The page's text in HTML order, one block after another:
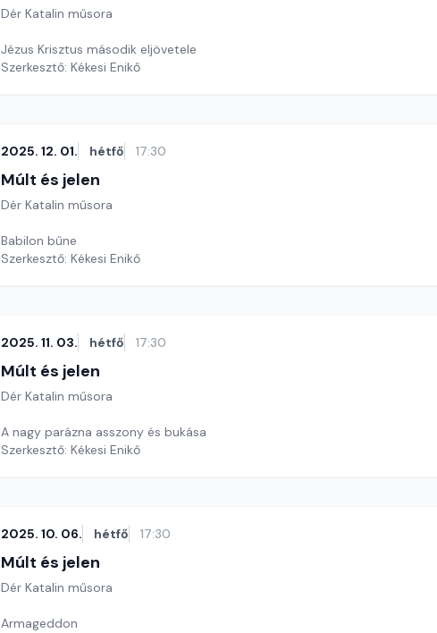
Dér Katalin műsora
Jézus Krisztus második eljövetele
Szerkesztő: Kékesi Enikő
2025. 12. 01. hétfő 17:30
Múlt és jelen
Dér Katalin műsora
Babilon bűne
Szerkesztő: Kékesi Enikő
2025. 11. 03. hétfő 17:30
Múlt és jelen
Dér Katalin műsora
A nagy parázna asszony és bukása
Szerkesztő: Kékesi Enikő
2025. 10. 06. hétfő 17:30
Múlt és jelen
Dér Katalin műsora
Armageddon